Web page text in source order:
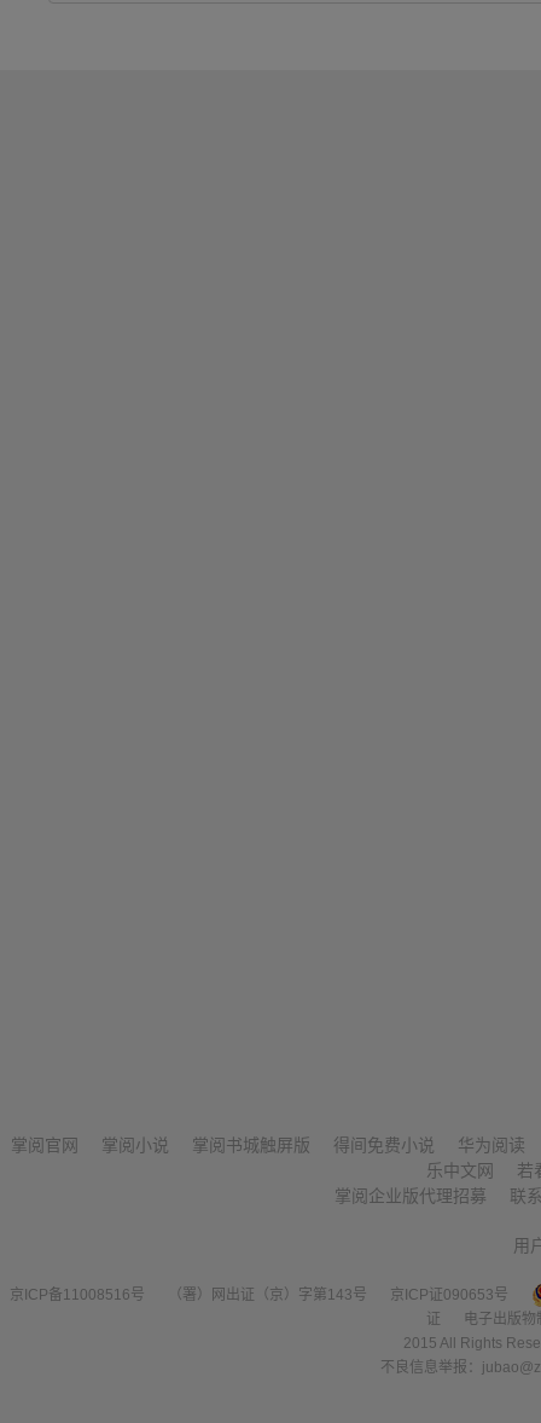
掌阅官网 掌阅小说 掌阅书城触屏版 得间免费小说
华为阅读
乐中文网
若
掌阅企业版代理招募
联
用
京ICP备11008516号 （署）网出证（京）字第143号
京ICP证090653号
证
电子出版
2015 All Rights
不良信息举报：